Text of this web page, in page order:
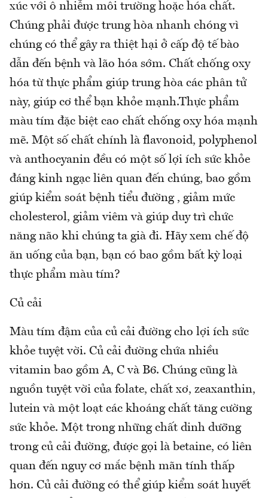
xúc với ô nhiễm môi trường hoặc hóa chất.
Chúng phải được trung hòa nhanh chóng vì
chúng có thể gây ra thiệt hại ở cấp độ tế bào
dẫn đến bệnh và lão hóa sớm. Chất chống oxy
hóa từ thực phẩm giúp trung hòa các phân tử
này, giúp cơ thể bạn khỏe mạnh.Thực phẩm
màu tím đặc biệt cao chất chống oxy hóa mạnh
mẽ. Một số chất chính là flavonoid, polyphenol
và anthocyanin đều có một số lợi ích sức khỏe
đáng kinh ngạc liên quan đến chúng, bao gồm
giúp kiểm soát bệnh tiểu đường , giảm mức
cholesterol, giảm viêm và giúp duy trì chức
năng não khi chúng ta già đi. Hãy xem chế độ
ăn uống của bạn, bạn có bao gồm bất kỳ loại
thực phẩm màu tím?
Củ cải
Màu tím đậm của củ cải đường cho lợi ích sức
khỏe tuyệt vời. Củ cải đường chứa nhiều
vitamin bao gồm A, C và B6. Chúng cũng là
nguồn tuyệt vời của folate, chất xơ, zeaxanthin,
lutein và một loạt các khoáng chất tăng cường
sức khỏe. Một trong những chất dinh dưỡng
trong củ cải đường, được gọi là betaine, có liên
quan đến nguy cơ mắc bệnh mãn tính thấp
hơn. Củ cải đường có thể giúp kiểm soát huyết